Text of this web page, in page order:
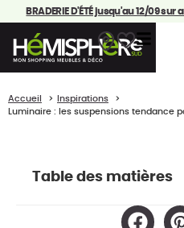
BRADERIE D'ÉTÉ jusqu'au 12/09
Accueil
Inspirations
Luminaire : les suspensions tendance
Table des matières